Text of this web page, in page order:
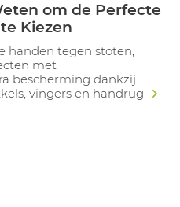
om de Perfecte
Kiezen
handen tegen stoten,
met
bescherming dankzij
vingers en handrug.